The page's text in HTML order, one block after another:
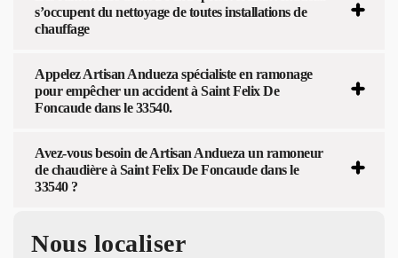
s’occupent du nettoyage de toutes installations de
chauffage
Appelez Artisan Andueza spécialiste en ramonage
pour empêcher un accident à Saint Felix De
Foncaude dans le 33540.
Avez-vous besoin de Artisan Andueza un ramoneur
de chaudière à Saint Felix De Foncaude dans le
33540 ?
Nous localiser